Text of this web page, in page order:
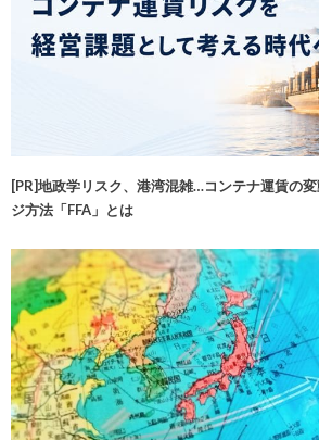
[PR]地政学リスク、港湾混雑…コンテナ運賃の
ジ方法「FFA」とは